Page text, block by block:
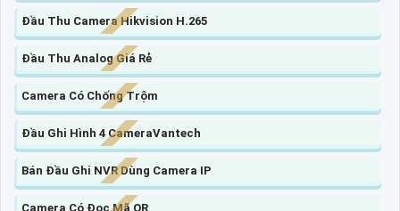
Đầu Thu Camera Hikvision H.265
Đầu Thu Analog Giá Rẻ
Camera Có Chống Trộm
Đầu Ghi Hình 4 CameraVantech
Bán Đầu Ghi NVR Dùng Camera IP
Camera Có Đọc Mã QR